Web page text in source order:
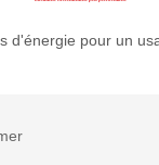
d'énergie pour un